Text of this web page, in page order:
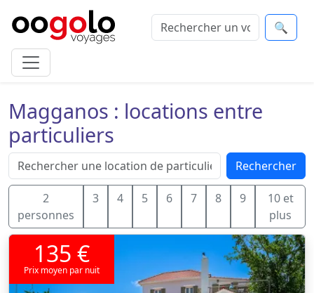
🔍
Magganos : locations entre
particuliers
Rechercher
2
personnes
3 4 5 6 7 8 9
10 et
plus
135 €
Prix moyen par nuit